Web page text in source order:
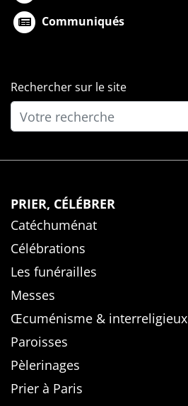
Communiqués
Rechercher sur le site
PRIER, CÉLÉBRER
Catéchuménat
Célébrations
Les funérailles
Messes
Œcuménisme & interreligieux
Paroisses
Pèlerinages
Prier à Paris